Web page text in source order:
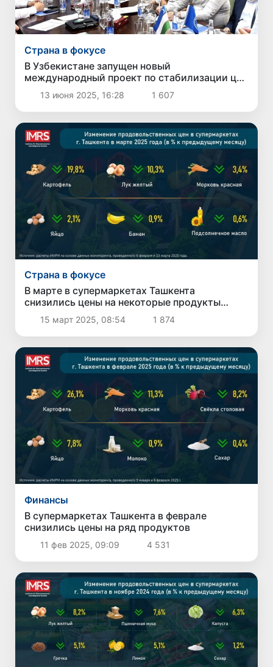
Страна в фокусе
В Узбекистане запущен новый
международный проект по стабилизации цен
на пшеницу
13 июня 2025, 16:28 1 607
Страна в фокусе
В марте в супермаркетах Ташкента
снизились цены на некоторые продукты
питания
15 март 2025, 08:54 1 874
Финансы
В супермаркетах Ташкента в феврале
снизились цены на ряд продуктов
11 фев 2025, 09:09 4 531